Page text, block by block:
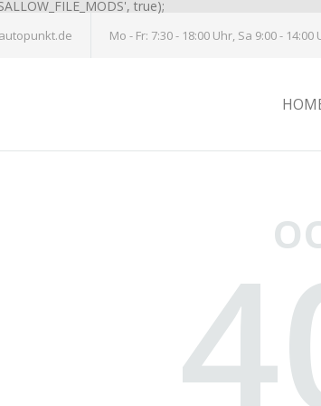
true);
Mo - Fr: 7:30 - 18:00 Uhr, Sa 9:00 - 14:00